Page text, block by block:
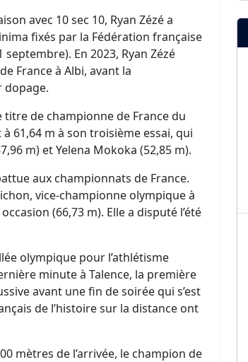
avec 10 sec 10, Ryan Zézé a
fixés par la Fédération française
En 2023, Ryan Zézé
France à Albi, avant la
dopage.
de championne de France du
61,64 m à son troisième essai, qui
m) et Yelena Mokoka (52,85 m).
aux championnats de France.
vice-championne olympique à
(66,73 m). Elle a disputé l’été
olympique pour l’athlétisme
minute à Talence, la première
avant une fin de soirée qui s’est
de l’histoire sur la distance ont
mètres de l’arrivée, le champion de